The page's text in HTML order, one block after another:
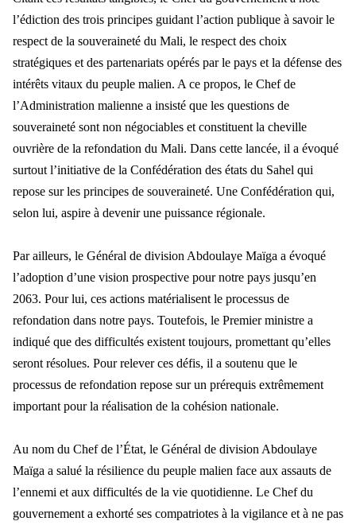
l’édiction des trois principes guidant l’action publique à savoir le
respect de la souveraineté du Mali, le respect des choix
stratégiques et des partenariats opérés par le pays et la défense des
intérêts vitaux du peuple malien. A ce propos, le Chef de
l’Administration malienne a insisté que les questions de
souveraineté sont non négociables et constituent la cheville
ouvrière de la refondation du Mali. Dans cette lancée, il a évoqué
surtout l’initiative de la Confédération des états du Sahel qui
repose sur les principes de souveraineté. Une Confédération qui,
selon lui, aspire à devenir une puissance régionale.
Par ailleurs, le Général de division Abdoulaye Maïga a évoqué
l’adoption d’une vision prospective pour notre pays jusqu’en
2063. Pour lui, ces actions matérialisent le processus de
refondation dans notre pays. Toutefois, le Premier ministre a
indiqué que des difficultés existent toujours, promettant qu’elles
seront résolues. Pour relever ces défis, il a soutenu que le
processus de refondation repose sur un prérequis extrêmement
important pour la réalisation de la cohésion nationale.
Au nom du Chef de l’État, le Général de division Abdoulaye
Maïga a salué la résilience du peuple malien face aux assauts de
l’ennemi et aux difficultés de la vie quotidienne. Le Chef du
gouvernement a exhorté ses compatriotes à la vigilance et à ne pas